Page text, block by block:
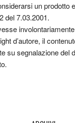
un prodotto
del 7.03.2001.
d’autore, il
su segnalazione del